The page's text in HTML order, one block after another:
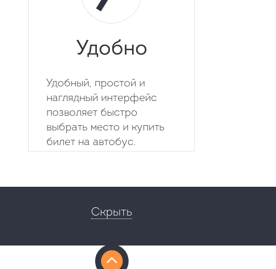
Удобно
Удобный, простой и
наглядный интерфейс
позволяет быстро
выбрать место и купить
билет на автобус.
Скрыть